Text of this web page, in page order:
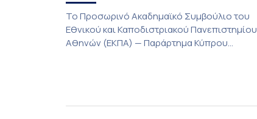
Το Προσωρινό Ακαδημαϊκό Συμβούλιο του
Εθνικού και Καποδιστριακού Πανεπιστημίου
Αθηνών (ΕΚΠΑ) — Παράρτημα Κύπρου
Προγράμματα Σπουδών, Τμημάτων του